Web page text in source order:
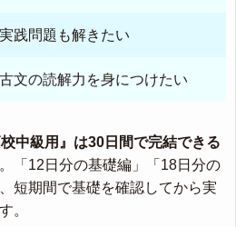
践問題も解きたい
文の読解力を身につけたい
中級用』は30日間で完結できる
「12日分の基礎編」「18日分の
短期間で基礎を確認してから実
。